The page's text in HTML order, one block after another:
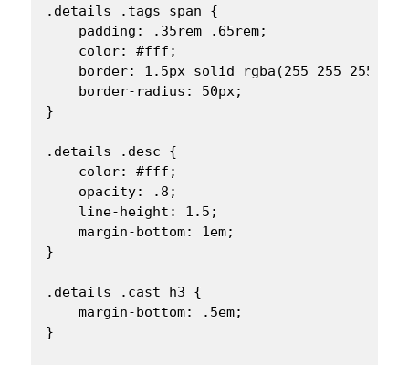
.details .tags span {
    padding: .35rem .65rem;
    color: #fff;
border: 1.5px solid rgba(255 255 255 /
    border-radius: 50px;
}
.details .desc {
    color: #fff;
    opacity: .8;
    line-height: 1.5;
    margin-bottom: 1em;
}
.details .cast h3 {
    margin-bottom: .5em;
}